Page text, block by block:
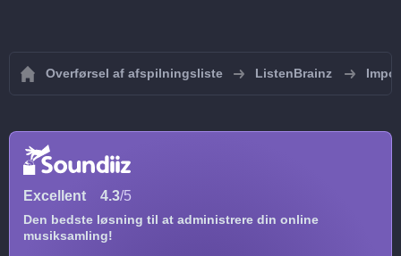
Overførsel af afspilningsliste ListenBrainz
Excellent 4.3/5
Den bedste løsning til at administrere din online
musiksamling!